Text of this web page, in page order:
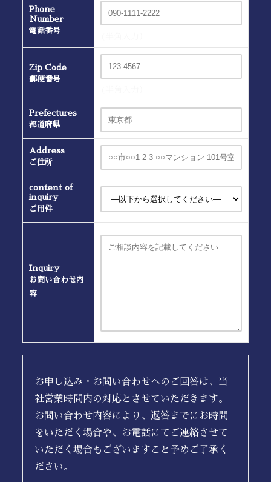
Phone
Number
電話番号
Zip Code
郵便番号
Prefectures
都道府県
Address
ご住所
content of
inquiry
ご用件
Inquiry
お問い合わせ内
容
お申し込み・お問い合わせへのご回答は、当
社営業時間内の対応とさせていただきます。
お問い合わせ内容により、返答までにお時間
をいただく場合や、お電話にてご連絡させて
いただく場合もございますこと予めご了承く
ださい。